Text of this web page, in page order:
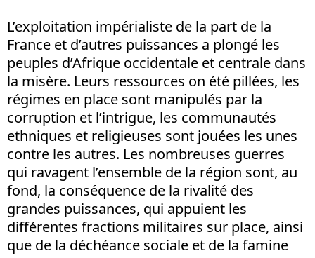
L’exploitation impérialiste de la part de la
France et d’autres puissances a plongé les
peuples d’Afrique occidentale et centrale dans
la misère. Leurs ressources on été pillées, les
régimes en place sont manipulés par la
corruption et l’intrigue, les communautés
ethniques et religieuses sont jouées les unes
contre les autres. Les nombreuses guerres
qui ravagent l’ensemble de la région sont, au
fond, la conséquence de la rivalité des
grandes puissances, qui appuient les
différentes fractions militaires sur place, ainsi
que de la déchéance sociale et de la famine